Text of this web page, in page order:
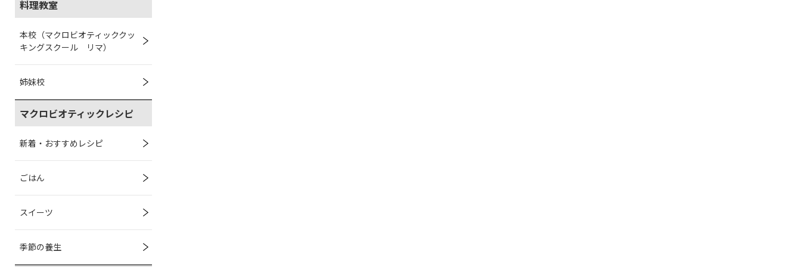
料理教室
本校（マクロビオティッククッ
キングスクール リマ）
姉妹校
マクロビオティックレシピ
新着・おすすめレシピ
ごはん
スイーツ
季節の養生